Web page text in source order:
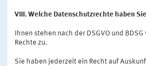
VIII. Welche Datenschutzrechte haben
Ihnen stehen nach der DSGVO und
Rechte zu.
Sie haben jederzeit ein Recht auf